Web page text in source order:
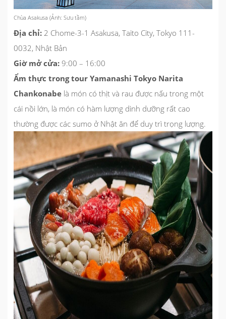
Chùa Asakusa (Ảnh: Sưu tầm)
Địa chỉ: 2 Chome-3-1 Asakusa, Taito City, Tokyo 111-
0032, Nhật Bản
Giờ mở cửa: 9:00 – 16:00
Ẩm thực trong tour Yamanashi Tokyo Narita
Chankonabe là món có thịt và rau được nấu trong một
cái nồi lớn, là món có hàm lượng dinh dưỡng rất cao
thường được các sumo ở Nhật ăn để duy trì trọng lượng.